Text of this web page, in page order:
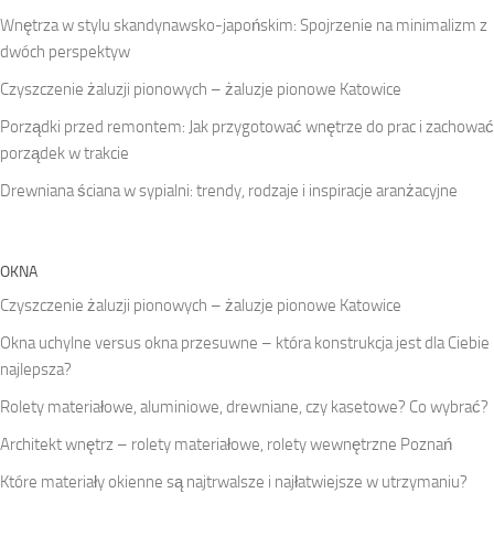
Wnętrza w stylu skandynawsko-japońskim: Spojrzenie na minimalizm z
dwóch perspektyw
Czyszczenie żaluzji pionowych – żaluzje pionowe Katowice
Porządki przed remontem: Jak przygotować wnętrze do prac i zachować
porządek w trakcie
Drewniana ściana w sypialni: trendy, rodzaje i inspiracje aranżacyjne
OKNA
Czyszczenie żaluzji pionowych – żaluzje pionowe Katowice
Okna uchylne versus okna przesuwne – która konstrukcja jest dla Ciebie
najlepsza?
Rolety materiałowe, aluminiowe, drewniane, czy kasetowe? Co wybrać?
Architekt wnętrz – rolety materiałowe, rolety wewnętrzne Poznań
Które materiały okienne są najtrwalsze i najłatwiejsze w utrzymaniu?